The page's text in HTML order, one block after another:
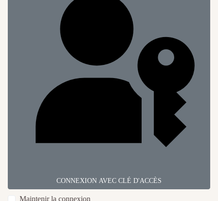
CONNEXION AVEC CLÉ D'ACCÈS
Maintenir la connexion